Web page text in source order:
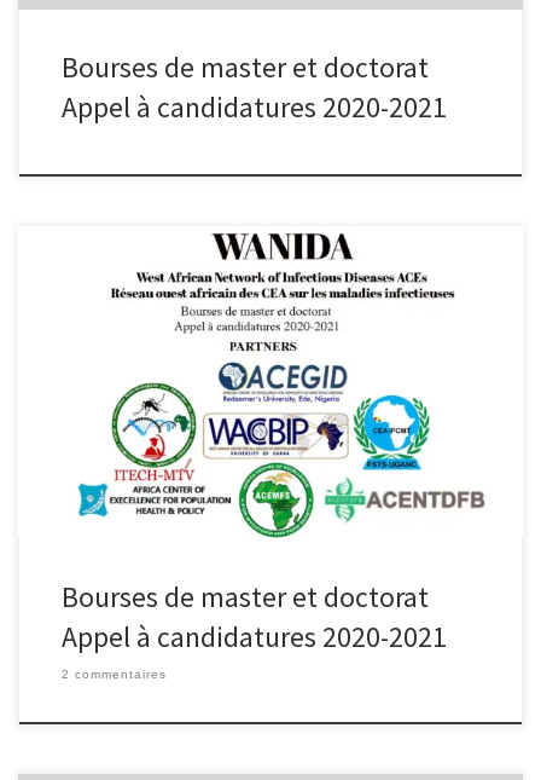
Bourses de master et doctorat
Appel à candidatures 2020-2021
Introduction Le Réseau ouest africain des centres d’excellence
africains (CEA) sur les maladies infectieuses ‘WANIDA’ vise à
renforcer la collaboration entre les institutions de recherche en
santé, financées par la Banque mondiale dans le cadre du projet
ACE Impact. Le réseau WANIDA est financé par l’Agence Française
de Développement (AFD) […]
Bourses de master et doctorat
Appel à candidatures 2020-2021
2 commentaires